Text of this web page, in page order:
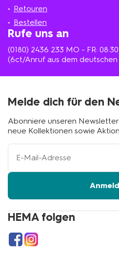
Retouren
Bestellen
Rufe uns an
(0180) 2436 233 MO - FR:
(6ct/Anruf aus dem
Nähe
HEMA folgen
Melde dich für den
Abonniere unseren
neue Kollektionen sowie
Ihre
Adresse